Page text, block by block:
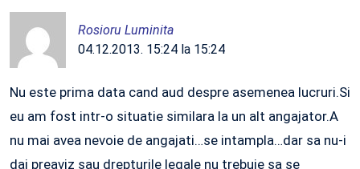
Rosioru Luminita
04.12.2013. 15:24 la 15:24
Nu este prima data cand aud despre asemenea lucruri.Si
eu am fost intr-o situatie similara la un alt angajator.A
nu mai avea nevoie de angajati…se intampla…dar sa nu-i
dai preaviz sau drepturile legale nu trebuie sa se